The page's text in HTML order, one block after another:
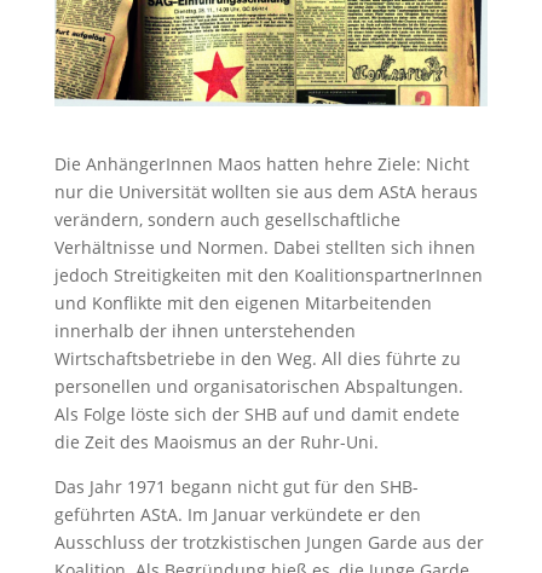
Die AnhängerInnen Maos hatten hehre Ziele: Nicht
nur die Universität wollten sie aus dem AStA heraus
verändern, sondern auch gesellschaftliche
Verhältnisse und Normen. Dabei stellten sich ihnen
jedoch Streitigkeiten mit den KoalitionspartnerInnen
und Konflikte mit den eigenen Mitarbeitenden
innerhalb der ihnen unterstehenden
Wirtschaftsbetriebe in den Weg. All dies führte zu
personellen und organisatorischen Abspaltungen.
Als Folge löste sich der SHB auf und damit endete
die Zeit des Maoismus an der Ruhr-Uni.
Das Jahr 1971 begann nicht gut für den SHB-
geführten AStA. Im Januar verkündete er den
Ausschluss der trotzkistischen Jungen Garde aus der